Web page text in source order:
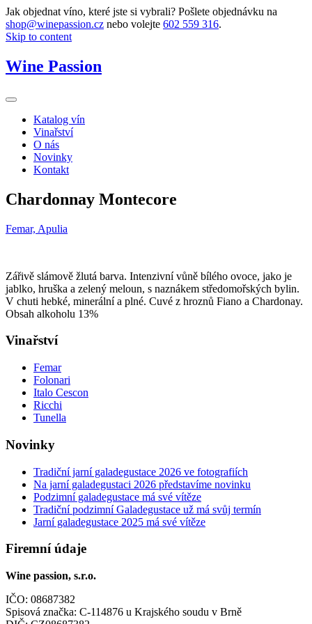
Jak objednat víno, které jste si vybrali? Pošlete objednávku na
shop@winepassion.cz nebo volejte 602 559 316.
Skip to content
Wine Passion
Katalog vín
Vinařství
O nás
Novinky
Kontakt
Chardonnay Montecore
Femar, Apulia
Zářivě slámově žlutá barva. Intenzivní vůně bílého ovoce, jako je
jablko, hruška a zelený meloun, s naznákem středomořských bylin.
V chuti hebké, minerální a plné. Cuvé z hroznů Fiano a Chardonay.
Obsah alkoholu 13%
Vinařství
Femar
Folonari
Italo Cescon
Ricchi
Tunella
Novinky
Tradiční jarní galadegustace 2026 ve fotografiích
Na jarní galadegustaci 2026 představíme novinku
Podzimní galadegustace má své vítěze
Tradiční podzimní Galadegustace už má svůj termín
Jarní galadegustace 2025 má své vítěze
Firemní údaje
Wine passion, s.r.o.
IČO: 08687382
Spisová značka: C-114876 u Krajského soudu v Brně